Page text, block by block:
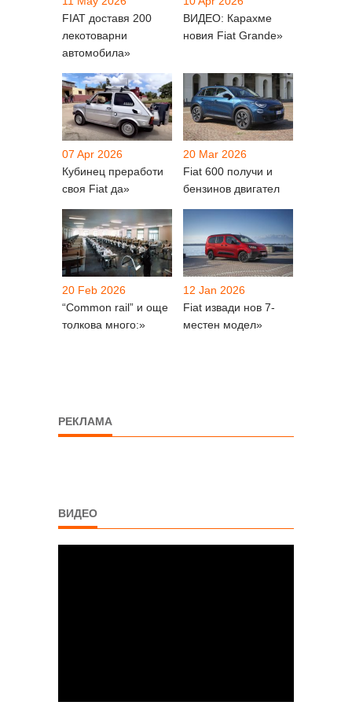
FIAT доставя 200
лекотоварни
автомобила»
ВИДЕО: Карахме
новия Fiat Grande»
07 Apr 2026
Кубинец преработи
своя Fiat да»
20 Mar 2026
Fiat 600 получи и
бензинов двигател
20 Feb 2026
“Common rail” и още
толкова много:»
12 Jan 2026
Fiat извади нов 7-
местен модел»
РЕКЛАМА
ВИДЕО